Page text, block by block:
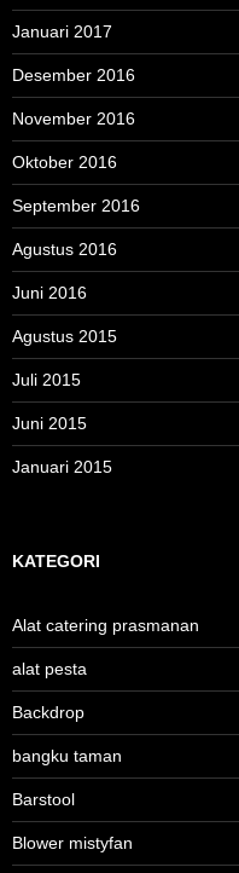
Januari 2017
Desember 2016
November 2016
Oktober 2016
September 2016
Agustus 2016
Juni 2016
Agustus 2015
Juli 2015
Juni 2015
Januari 2015
KATEGORI
Alat catering prasmanan
alat pesta
Backdrop
bangku taman
Barstool
Blower mistyfan